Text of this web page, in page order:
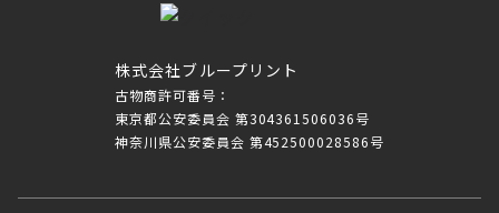
株式会社ブループリント
古物商許可番号：
東京都公安委員会 第304361506036号
神奈川県公安委員会 第452500028586号